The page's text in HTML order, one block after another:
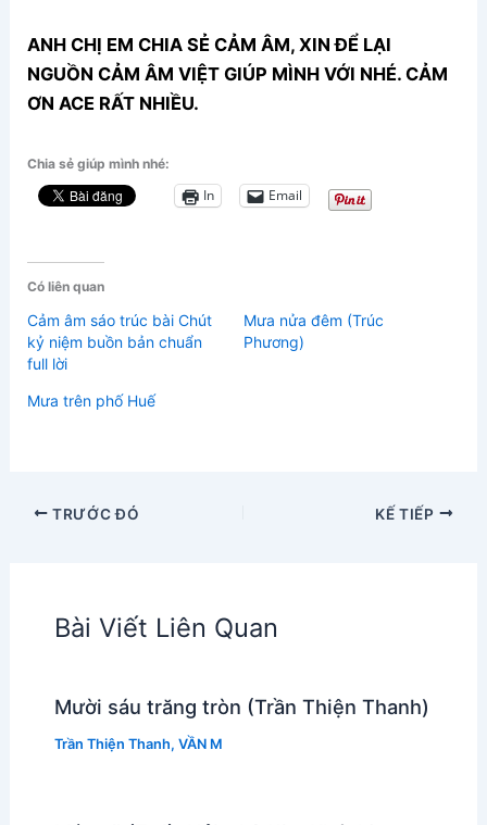
ANH CHỊ EM CHIA SẺ CẢM ÂM, XIN ĐỂ LẠI
NGUỒN CẢM ÂM VIỆT GIÚP MÌNH VỚI NHÉ. CẢM
ƠN ACE RẤT NHIỀU.
Chia sẻ giúp mình nhé:
In Email
Có liên quan
Cảm âm sáo trúc bài Chút
kỷ niệm buồn bản chuẩn
full lời
Mưa nửa đêm (Trúc
Phương)
Mưa trên phố Huế
TRƯỚC ĐÓ KẾ TIẾP
Bài Viết Liên Quan
Mười sáu trăng tròn (Trần Thiện Thanh)
Trần Thiện Thanh, VẦN M